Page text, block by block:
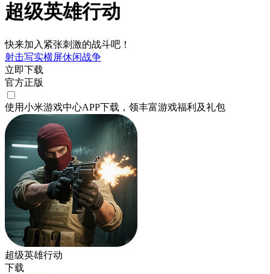
超级英雄行动
快来加入紧张刺激的战斗吧！
射击写实横屏休闲战争
立即下载
官方正版
使用小米游戏中心APP下载 ，领丰富游戏福利 及礼包
超级英雄行动
下载